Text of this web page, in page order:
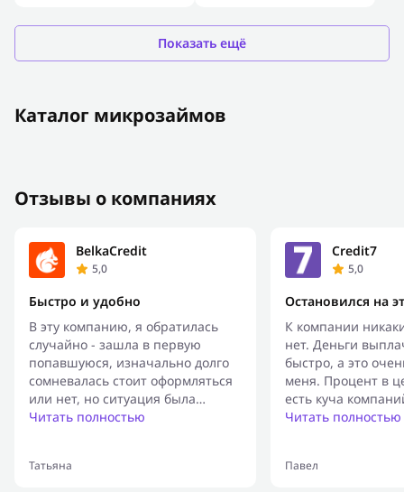
Показать ещё
Каталог микрозаймов
Отзывы о компаниях
BelkaCredit
5,0
Быстро и удобно
В эту компанию, я обратилась
случайно - зашла в первую
попавшуюся, изначально долго
сомневалась стоит оформляться
или нет, но ситуация была
безвыходной и я оформилась.
удобно, быстрое оформление,
Читать полностью
Татьяна
Credit7
5,0
Остановился на
К компании
нет. Деньги
быстро, а это
меня. Процент в
есть куча
проценты в разы
Читать полностью
Павел